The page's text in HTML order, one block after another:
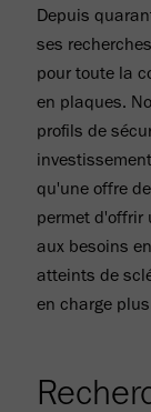
Depuis
ses
pour toute la
en plaques.
profils de
qu'une offre
permet d'offrir
aux besoins
atteints de
en charge